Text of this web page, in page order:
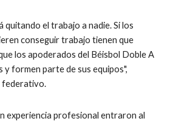
quitando el trabajo a nadie. Si los
conseguir trabajo tienen que
los apoderados del Béisbol Doble A
y formen parte de sus equipos",
federativo.
experiencia profesional entraron al